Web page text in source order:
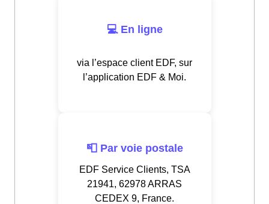
💻 En ligne
via l’espace client EDF, sur
l’application EDF & Moi.
📮 Par voie postale
EDF Service Clients, TSA
21941, 62978 ARRAS
CEDEX 9, France.